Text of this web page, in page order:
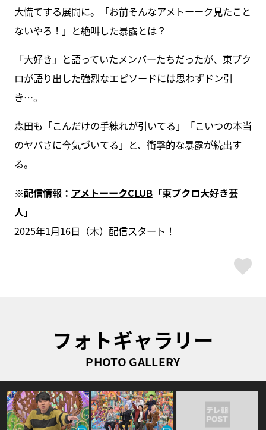
大慌てする展開に。「お前そんなアメトーーク見たこと
ないやろ！」と絶叫した暴露とは？
「大好き」と語っていたメンバーたちだったが、東ブク
ロが語り出した強烈なエピソードには思わずドン引
き…。
森田も「こんだけの手練れが引いてる」「こいつの本当
のヤバさに今気づいてる」と、衝撃的な暴露が続出す
る。
※配信情報： アメトーークCLUB「東ブクロ大好き芸
人」
2025年1月16日（木）配信スタート！
フォトギャラリー
PHOTO GALLERY